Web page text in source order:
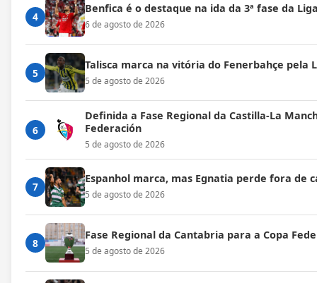
4
Benfica é o destaque na ida da 3ª fase da
6 de agosto de 2026
5
Talisca marca na vitória do Fenerbahçe pela
5 de agosto de 2026
6
Definida a Fase Regional da Castilla-La
Federación
5 de agosto de 2026
7
Espanhol marca, mas Egnatia perde fora de
5 de agosto de 2026
8
Fase Regional da Cantabria para a Copa
5 de agosto de 2026